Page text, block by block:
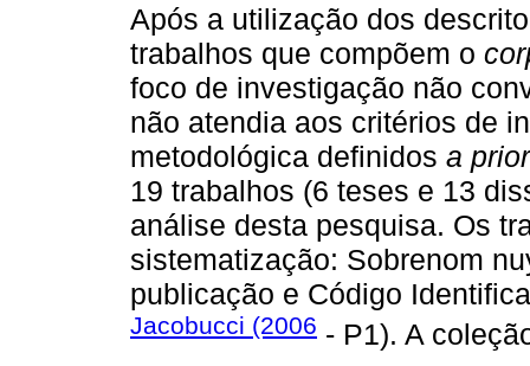
Após a utilização dos
trabalhos que compõem o
foco de investigação não
não atendia aos critérios de
metodológica definidos a
19 trabalhos (6 teses e 13
análise desta pesquisa. Os
sistematização: Sobrenom
publicação e Código
Jacobucci (2006 - P1). A